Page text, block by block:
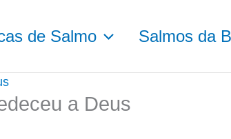
de Salmo Salmos da
a Deus